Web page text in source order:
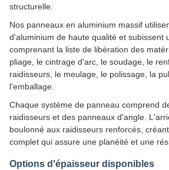
structurelle.
Nos panneaux en aluminium massif
d'aluminium de haute qualité et subissent
comprenant la liste de libération des
pliage, le cintrage d'arc, le soudage, le
raidisseurs, le meulage, le polissage, la
l'emballage.
Chaque système de panneau comprend
raidisseurs et des panneaux d'angle.
boulonné aux raidisseurs renforcés,
complet qui assure une planéité et une
Options d'épaisseur disponibles